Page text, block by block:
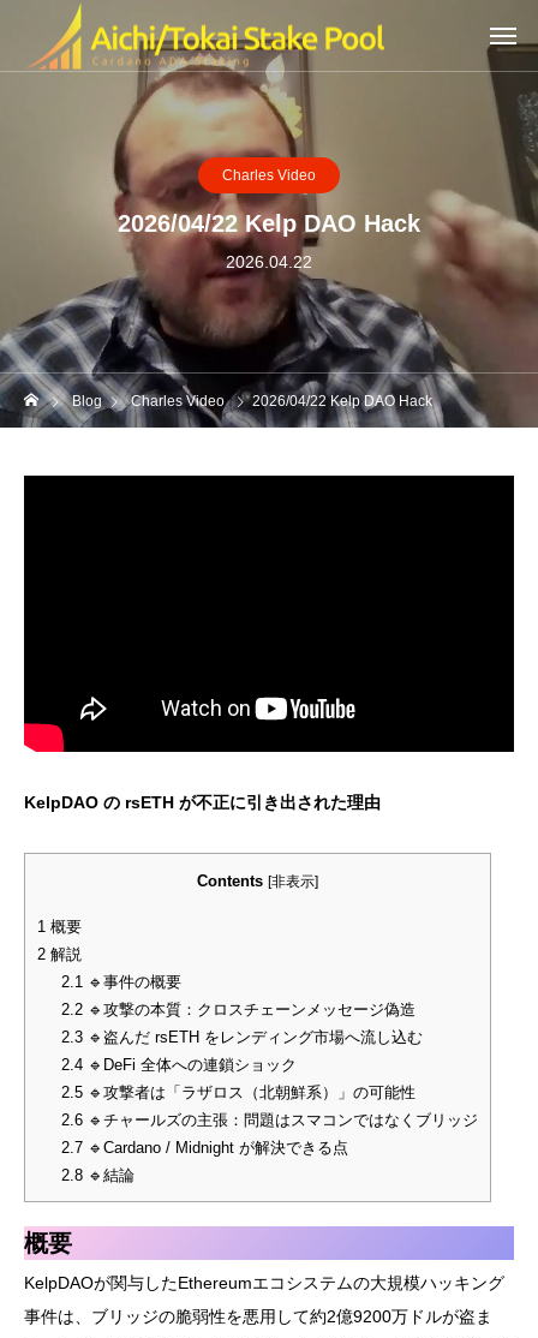
Charles Video
2026/04/22 Kelp DAO Hack
2026.04.22
Blog Charles Video 2026/04/22 Kelp DAO Hack
KelpDAO の rsETH が不正に引き出された理由
Contents [非表示]
1 概要
2 解説
2.1 🔹事件の概要
2.2🔹攻撃の本質：クロスチェーンメッセージ偽造
2.3🔹盗んだ rsETH をレンディング市場へ流し込む
2.4🔹DeFi 全体への連鎖ショック
2.5🔹攻撃者は「ラザロス（北朝鮮系）」の可能性
2.6🔹チャールズの主張：問題はスマコンではなくブリッジ
2.7🔹Cardano / Midnight が解決できる点
2.8🔹結論
概要
KelpDAOが関与したEthereumエコシステムの大規模ハッキング
事件は、ブリッジの脆弱性を悪用して約2億9200万ドルが盗ま